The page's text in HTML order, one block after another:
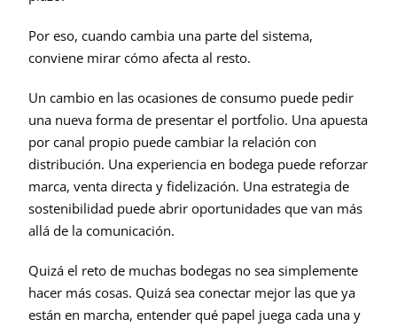
Por eso, cuando cambia una parte del sistema,
conviene mirar cómo afecta al resto.
Un cambio en las ocasiones de consumo puede pedir
una nueva forma de presentar el portfolio. Una apuesta
por canal propio puede cambiar la relación con
distribución. Una experiencia en bodega puede reforzar
marca, venta directa y fidelización. Una estrategia de
sostenibilidad puede abrir oportunidades que van más
allá de la comunicación.
Quizá el reto de muchas bodegas no sea simplemente
hacer más cosas. Quizá sea conectar mejor las que ya
están en marcha, entender qué papel juega cada una y